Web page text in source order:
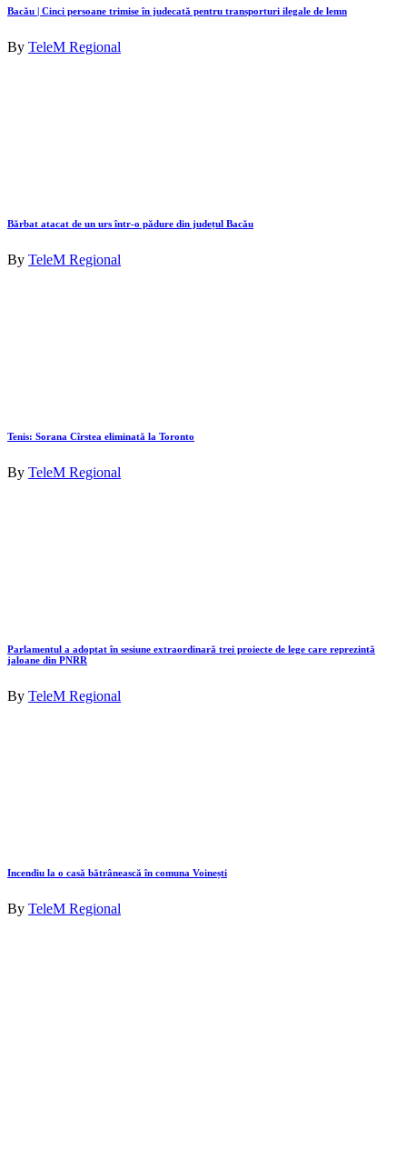
Bacău | Cinci persoane trimise în judecată pentru transporturi ilegale de lemn
By TeleM Regional
Bărbat atacat de un urs într-o pădure din județul Bacău
By TeleM Regional
Tenis: Sorana Cîrstea eliminată la Toronto
By TeleM Regional
Parlamentul a adoptat în sesiune extraordinară trei proiecte de lege care reprezintă
jaloane din PNRR
By TeleM Regional
Incendiu la o casă bătrânească în comuna Voinești
By TeleM Regional